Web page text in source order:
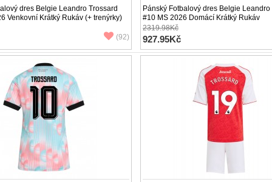
dres Belgie Leandro Trossard
Venkovní Krátký Rukáv (+ trenýrky)
(92)
Pánský Fotbalový dres Belgie Leandro
#10 MS 2026 Domácí Krátký Rukáv
2319.98Kč
927.95Kč